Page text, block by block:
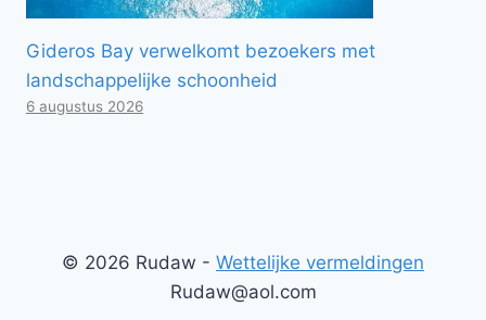
Gideros Bay verwelkomt bezoekers met
landschappelijke schoonheid
6 augustus 2026
© 2026 Rudaw - Wettelijke vermeldingen
Rudaw@aol.com